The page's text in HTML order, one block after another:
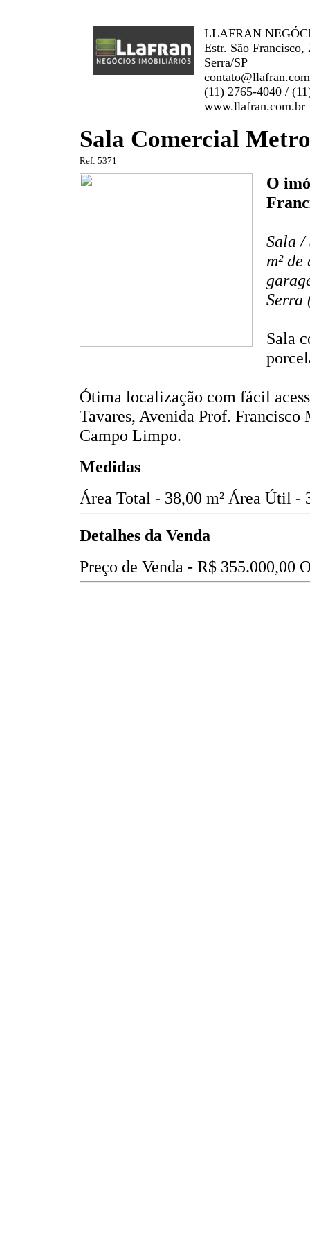
LLAFRAN
Estr. São
Serra/SP
(11) 2765-4040 /
www.llafran.com.br
Sala Comercial
Ref: 5371
O
Sala /
m²
Serra
Sala
Ótima localização com fácil
Tavares, Avenida Prof.
Campo Limpo.
Medidas
Área Total - 38,00 m² Área Útil -
Detalhes da Venda
Preço de Venda - R$ 355.000,00